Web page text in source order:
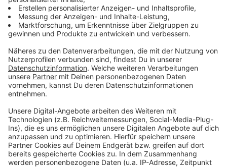
Anzeige
Gratistickets
Immer mehr Menschen in Leverkusen haben mehrere
Jobs gleichzeitig
Anzeige